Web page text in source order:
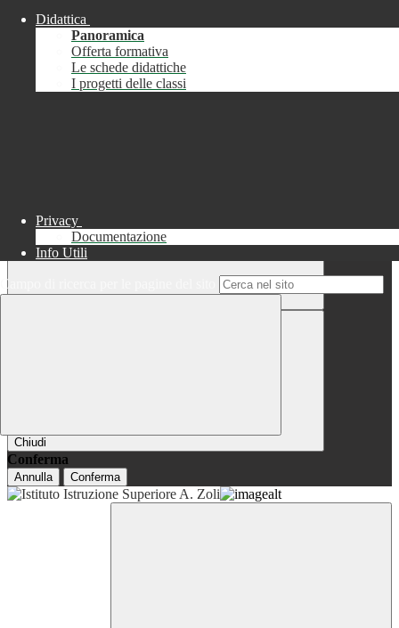
Chiudi
Informazione
Chiudi
Conferma
Annulla Conferma
Didattica
Panoramica
Offerta formativa
Le schede didattiche
I progetti delle classi
Privacy
Documentazione
Info Utili
Campo di ricerca per le pagine del sito